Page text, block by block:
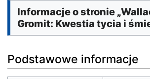
Informacje o stronie
Gromit: Kwestia tycia i
Podstawowe informacje